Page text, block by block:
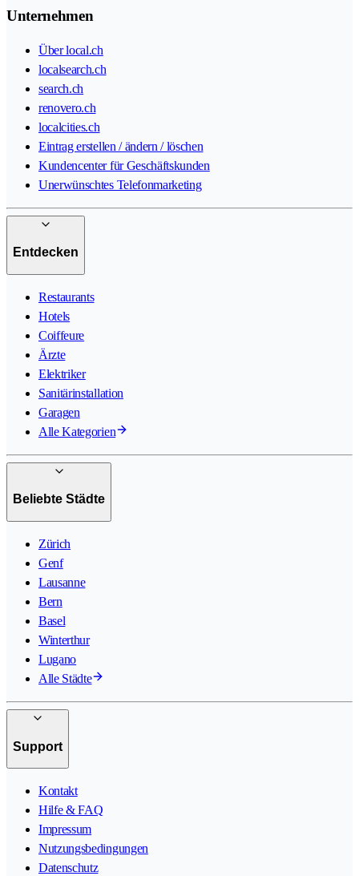
Unternehmen
Über local.ch
localsearch.ch
search.ch
renovero.ch
localcities.ch
Eintrag erstellen / ändern / löschen
Kundencenter für Geschäftskunden
Unerwünschtes Telefonmarketing
Entdecken
Restaurants
Hotels
Coiffeure
Ärzte
Elektriker
Sanitärinstallation
Garagen
Alle Kategorien
Beliebte Städte
Zürich
Genf
Lausanne
Bern
Basel
Winterthur
Lugano
Alle Städte
Support
Kontakt
Hilfe & FAQ
Impressum
Nutzungsbedingungen
Datenschutz